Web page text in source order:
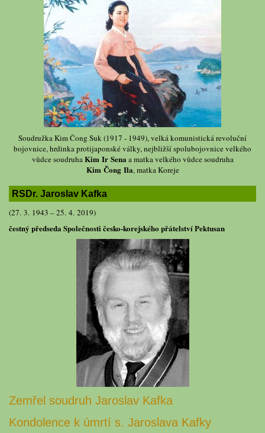
Soudružka Kim Čong Suk (1917 - 1949), velká komunistická revoluční
bojovnice, hrdinka protijaponské války, nejbližší spolubojovnice velkého
vůdce soudruhaKim Ir Sena a matka velkého vůdce soudruha
Kim Čong Ila, matka Koreje
RSDr. Jaroslav Kafka
(27. 3. 1943 – 25. 4. 2019)
čestný předseda Společnosti česko-korejského přátelství Pektusan
Zemřel soudruh Jaroslav Kafka
Kondolence k úmrtí s. Jaroslava Kafky